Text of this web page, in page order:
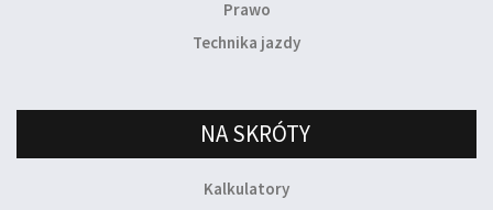
Prawo
Technika jazdy
NA SKRÓTY
Kalkulatory